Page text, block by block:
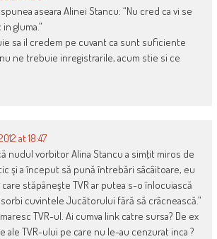
aseara Alinei Stancu: “Nu cred ca vi se
gluma.”
sa il credem pe cuvant ca sunt suficiente
ne trebuie inregistrarile, acum stie si ce
at 18:47
nudul vorbitor Alina Stancu a simţit miros de
şi a început să pună întrebări sâcâitoare, eu
care stăpâneşte TVR ar putea s-o înlocuiască
cuvintele Jucătorului fără să crâcnească.”
TVR-ul. Ai cumva link catre sursa? De ex
TVR-ului pe care nu le-au cenzurat inca ?